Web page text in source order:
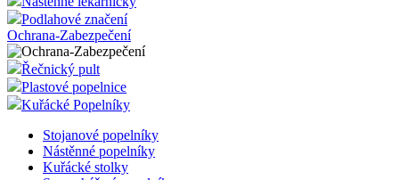
Speciální pásky
Vymezovací systém
Lanové Bariéry Basic
Vymezovací lana
Páskové bariéry Basic
Podlahové značení
Ochrana-Zabezpečení